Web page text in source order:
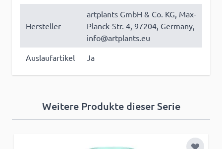
Hersteller
artplants GmbH & Co. KG, Max-
Planck-Str. 4, 97204, Germany,
info@artplants.eu
Auslaufartikel
Ja
Weitere Produkte dieser Serie